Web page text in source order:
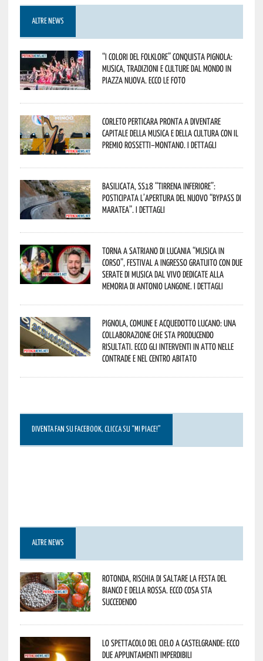
ALTRE NEWS
“I Colori del Folklore” conquista Pignola:
musica, tradizioni e culture dal mondo in
Piazza Nuova. Ecco le foto
Corleto Perticara pronta a diventare
capitale della musica e della cultura con il
Premio Rossetti–Montano. I dettagli
Basilicata, SS18 “Tirrena inferiore”:
posticipata l’apertura del nuovo “Bypass di
Maratea”. I dettagli
Torna a Satriano di Lucania “Musica in
Corso”, festival a ingresso gratuito con due
serate di musica dal vivo dedicate alla
memoria di Antonio Langone. I dettagli
Pignola, Comune e Acquedotto Lucano: una
collaborazione che sta producendo
risultati. Ecco gli interventi in atto nelle
contrade e nel centro abitato
DIVENTA FAN SU FACEBOOK, CLICCA SU “MI PIACE!”
ALTRE NEWS
Rotonda, rischia di saltare la Festa del
Bianco e della Rossa. Ecco cosa sta
succedendo
Lo spettacolo del cielo a Castelgrande: ecco
due appuntamenti imperdibili